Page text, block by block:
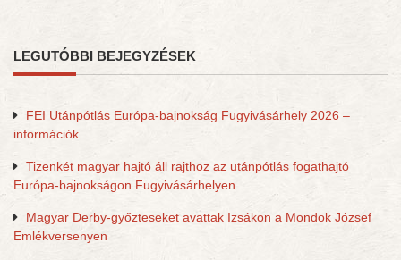
LEGUTÓBBI BEJEGYZÉSEK
FEI Utánpótlás Európa-bajnokság Fugyivásárhely 2026 –
információk
Tizenkét magyar hajtó áll rajthoz az utánpótlás fogathajtó
Európa-bajnokságon Fugyivásárhelyen
Magyar Derby-győzteseket avattak Izsákon a Mondok József
Emlékversenyen